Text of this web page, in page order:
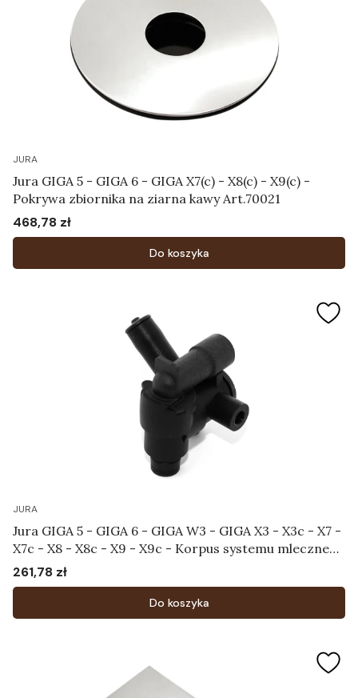
JURA
Jura GIGA 5 - GIGA 6 - GIGA X7(c) - X8(c) - X9(c) -
Pokrywa zbiornika na ziarna kawy Art.70021
Cena
468,78 zł
Do koszyka
JURA
Jura GIGA 5 - GIGA 6 - GIGA W3 - GIGA X3 - X3c - X7 -
X7c - X8 - X8c - X9 - X9c - Korpus systemu mlecznego
Art.71532
Cena
261,78 zł
Do koszyka